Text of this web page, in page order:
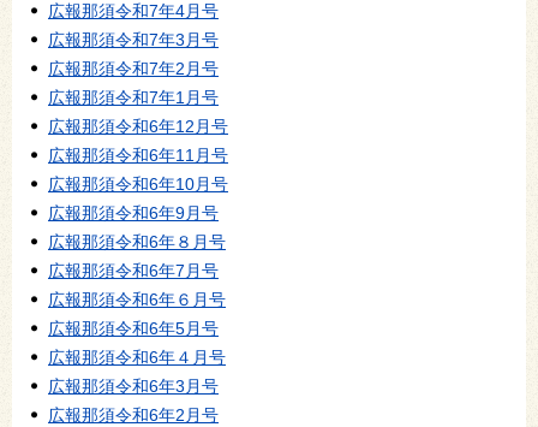
広報那須令和7年4月号
広報那須令和7年3月号
広報那須令和7年2月号
広報那須令和7年1月号
広報那須令和6年12月号
広報那須令和6年11月号
広報那須令和6年10月号
広報那須令和6年9月号
広報那須令和6年８月号
広報那須令和6年7月号
広報那須令和6年６月号
広報那須令和6年5月号
広報那須令和6年４月号
広報那須令和6年3月号
広報那須令和6年2月号